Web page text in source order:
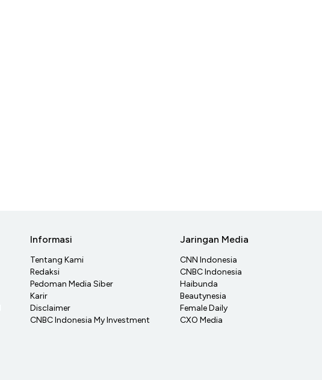
Informasi
Tentang Kami
Redaksi
Pedoman Media Siber
Karir
Disclaimer
CNBC Indonesia My Investment
Jaringan Media
CNN Indonesia
CNBC Indonesia
Haibunda
Beautynesia
Female Daily
CXO Media